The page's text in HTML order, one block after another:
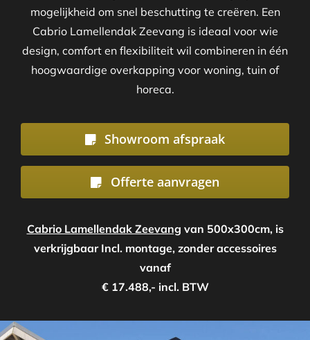
mogelijkheid om snel beschutting te creëren. Een
Cabrio Lamellendak Zeevang is ideaal voor wie
design, comfort en flexibiliteit wil combineren in één
hoogwaardige overkapping voor woning, tuin of
horeca.
Showroom afspraak
Offerte aanvragen
Cabrio Lamellendak Zeevang van 500x300cm, is
verkrijgbaar Incl. montage, zonder accessoires
vanaf
€ 17.488,- incl. BTW